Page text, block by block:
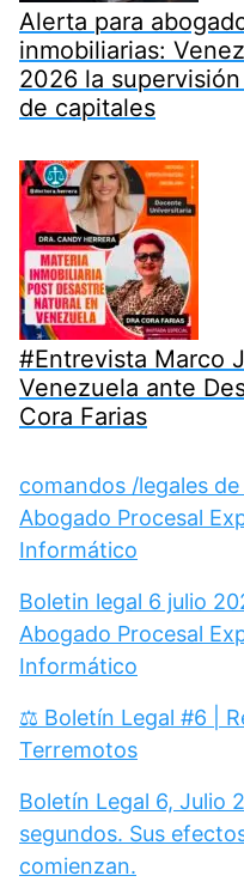
Alerta para
inmobiliarias:
2026 la
de capitales
#Entrevista Marco
Venezuela ante
Cora Farias
comandos /legales
Abogado Procesal
Informático
Boletin legal 6 julio
Abogado Procesal
Informático
⚖️ Boletín Legal #6 |
Terremotos
Boletín Legal 6, Julio
segundos. Sus
comienzan.